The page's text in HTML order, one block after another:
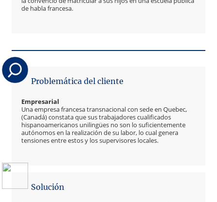
de habla francesa.
Problemática del cliente
Empresarial
Una empresa francesa transnacional con sede en Quebec,
(Canadá) constata que sus trabajadores cualificados
hispanoamericanos unilingües no son lo suficientemente
autónomos en la realización de su labor, lo cual genera
tensiones entre estos y los supervisores locales.
Solución